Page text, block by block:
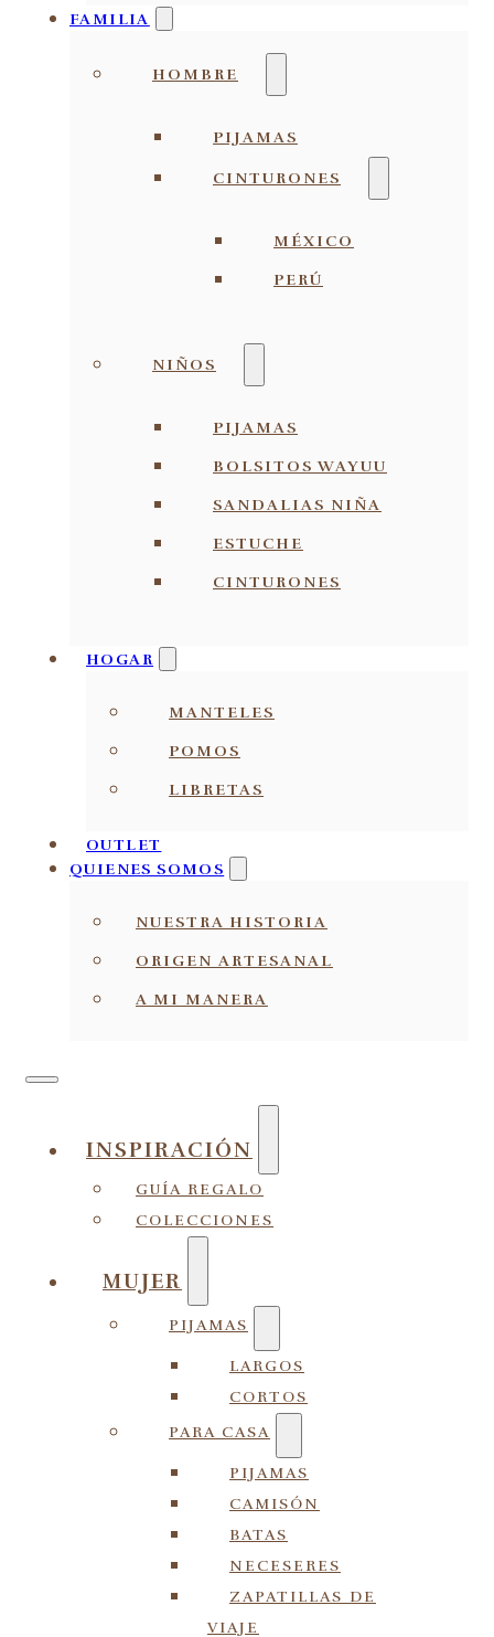
FAMILIA
HOMBRE
PIJAMAS
CINTURONES
MÉXICO
PERÚ
NIÑOS
PIJAMAS
BOLSITOS WAYUU
SANDALIAS NIÑA
ESTUCHE
CINTURONES
HOGAR
MANTELES
POMOS
LIBRETAS
OUTLET
QUIENES SOMOS
NUESTRA HISTORIA
ORIGEN ARTESANAL
A MI MANERA
INSPIRACIÓN
GUÍA REGALO
COLECCIONES
MUJER
PIJAMAS
LARGOS
CORTOS
PARA CASA
PIJAMAS
CAMISÓN
BATAS
NECESERES
ZAPATILLAS DE
VIAJE